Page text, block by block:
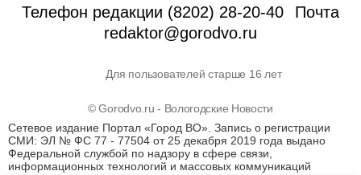
Телефон редакции (8202) 28-20-40
Почта
redaktor@gorodvo.ru
Для пользователей старше 16 лет
© Gorodvo.ru - Вологодские Новости
Сетевое издание Портал «Город ВО». Запись о регистрации
СМИ: ЭЛ № ФС 77 - 77504 от 25 декабря 2019 года выдано
Федеральной службой по надзору в сфере связи,
информационных технологий и массовых коммуникаций